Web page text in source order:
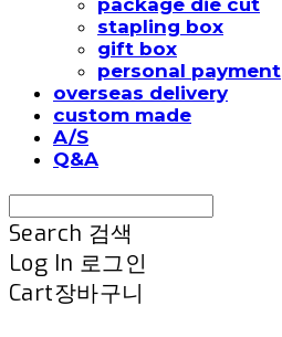
stapling box
gift box
personal payment
overseas delivery
custom made
A/S
Q&A
Search 검색
Log In 로그인
Cart장바구니